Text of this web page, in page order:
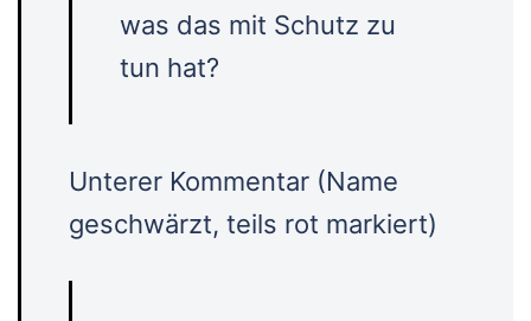
was das mit Schutz zu
tun hat?
Unterer Kommentar (Name
geschwärzt, teils rot markiert)